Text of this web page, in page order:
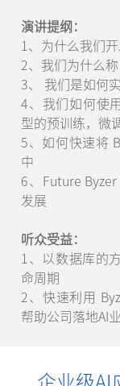
演讲提纲：
1、为什么我们
2、我们为什么
3、 我们是如何
4、我们如何使
型的预训练，微
5、如何快速将
中
6、Future
发展
听众受益：
1、以数据库的
命周期
2、快速利用
帮助公司落地